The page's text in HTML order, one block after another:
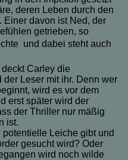
deren Leben durch den
davon ist Ned, der
getrieben, so
 und dabei steht auch
Carley die
Leser mit ihr. Denn wer
wird es vor dem
erst später wird der
der Thriller nur mäßig
ist.
Leiche gibt und
gesucht wird? Oder
wird noch wilde